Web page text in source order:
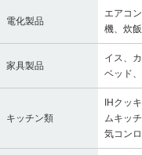
電化製品
エアコ
機、炊
家具製品
イス、
ベッド
キッチン類
IHクッ
ムキッ
気コン